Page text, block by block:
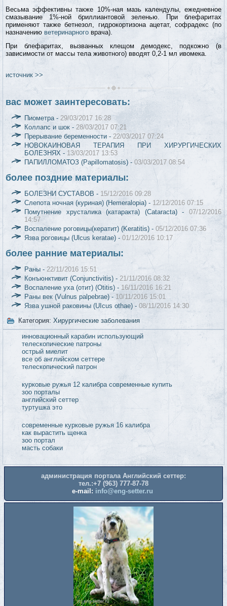
Весьма эффективны также 10%-ная мазь календулы, ежедневное
смазывание 1%-ной бриллиантовой зеленью. При блефаритах
применяют также бетнезол, гидрокортизона ацетат, софрадекс (по
назначениюветеринарного врача).
При блефаритах, вызванных клещом демодекс, подкожно (в
зависимости от массы тела животного) вводят 0,2-1 мл ивомека.
источник >>
вас может заинтересовать:
Пиометра - 29/03/2017 16:28
Коллапс и шок - 28/03/2017 07:21
Прерывание беременности - 22/03/2017 07:24
НОВОКАИНОВАЯ ТЕРАПИЯ ПРИ ХИРУРГИЧЕСКИХ
БОЛЕЗНЯХ - 13/03/2017 13:53
ПАПИЛЛОМАТОЗ (Papillomatosis) -03/03/2017 08:54
более поздние материалы:
БОЛЕЗНИ СУСТАВОВ - 15/12/2016 09:28
Слепота ночная (куриная) (Hemeralopia) - 12/12/2016 07:15
Помутнение хрусталика (катаракта) (Cataracta) - 07/12/2016
14:57
Воспаление роговицы(кератит) (Keratitis) -05/12/2016 07:36
Язва роговицы (Ulcus keratae) -01/12/2016 10:17
более ранние материалы:
Раны - 22/11/2016 15:51
Конъюнктивит (Conjunctivitis) - 21/11/2016 08:32
Воспаление уха (отит) (Otitis) -16/11/2016 16:21
Раны век (Vulnus palpebrae) - 10/11/2016 15:01
Язва ушной раковины (UIcus othae) -08/11/2016 14:30
Категория:Хирургические заболевания
инновационный карабин использующий
телескопические патроны
острый миелит
все об английском сеттере
телескопический патрон
курковые ружья 12 калибра современные купить
зоо порталы
английский сеттер
туртушка это
современные курковые ружья 16 калибра
как вырастить щенка
зоо портал
масть собаки
администрация портала Английский сеттер:
тел.:+7 (963) 777-87-78
e-mail: info@eng-setter.ru